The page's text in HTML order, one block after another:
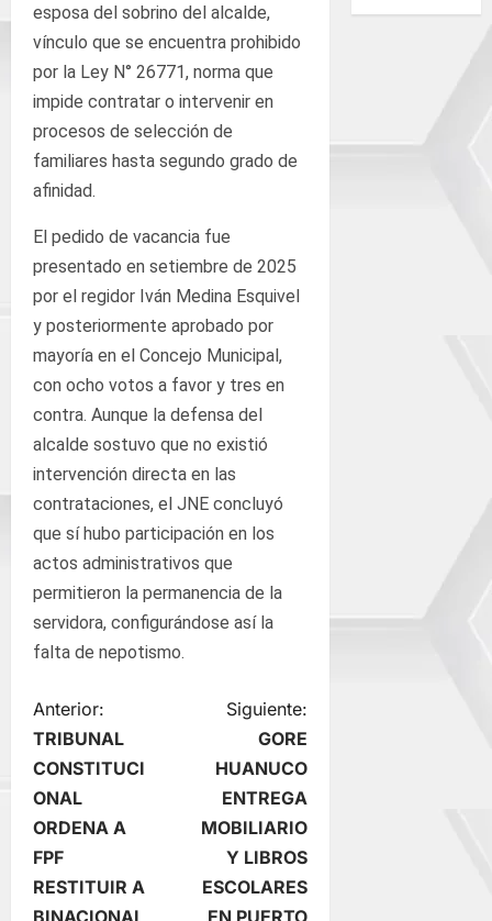
esposa del sobrino del alcalde,
vínculo que se encuentra prohibido
por la Ley N° 26771, norma que
impide contratar o intervenir en
procesos de selección de
familiares hasta segundo grado de
afinidad.
El pedido de vacancia fue
presentado en setiembre de 2025
por el regidor Iván Medina Esquivel
y posteriormente aprobado por
mayoría en el Concejo Municipal,
con ocho votos a favor y tres en
contra. Aunque la defensa del
alcalde sostuvo que no existió
intervención directa en las
contrataciones, el JNE concluyó
que sí hubo participación en los
actos administrativos que
permitieron la permanencia de la
servidora, configurándose así la
falta de nepotismo.
N
a
v
e
Anterior:
TRIBUNAL
CONSTITUCI
ONAL
ORDENA A
FPF
RESTITUIR A
BINACIONAL
Siguiente:
GORE
HUANUCO
ENTREGA
MOBILIARIO
Y LIBROS
ESCOLARES
EN PUERTO